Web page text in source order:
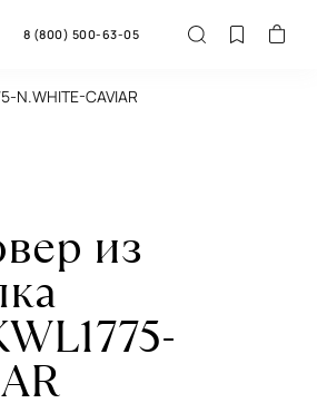
8 (800) 500-63-05
N.WHITE-CAVIAR
из